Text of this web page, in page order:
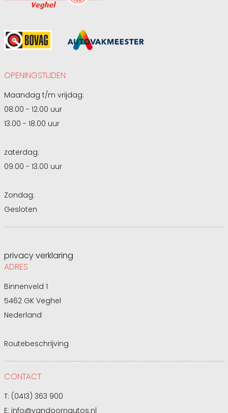
OPENINGSTIJDEN
Maandag t/m vrijdag:
08.00 - 12.00 uur
13.00 - 18.00 uur
zaterdag:
09.00 - 13.00 uur
Zondag:
Gesloten
privacy verklaring
ADRES
Binnenveld 1
5462 GK Veghel
Nederland
Routebeschrijving
CONTACT
T: (0413) 363 900
E: info@vandoornautos.nl